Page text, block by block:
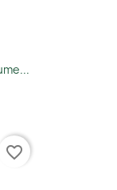
favorite_border